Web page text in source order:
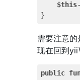
$this
需要注意
现在回到
public